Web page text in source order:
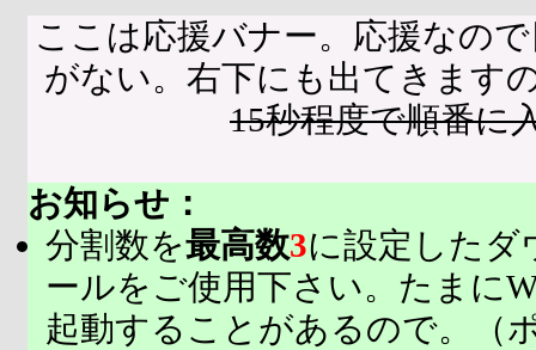
ここは応援バナー。応援なの
がない。右下にも出てきます
15秒程度で順番に
お知らせ：
分割数を最高数3に設定したダ
ールをご使用下さい。たまに
起動することがあるので。（